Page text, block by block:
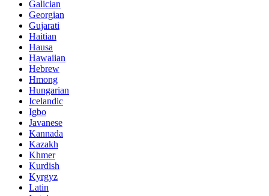
Galician
Georgian
Gujarati
Haitian
Hausa
Hawaiian
Hebrew
Hmong
Hungarian
Icelandic
Igbo
Javanese
Kannada
Kazakh
Khmer
Kurdish
Kyrgyz
Latin